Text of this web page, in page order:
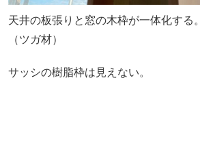
天井の板張りと窓の木枠が一体化する。
（ツガ材）
サッシの樹脂枠は見えない。